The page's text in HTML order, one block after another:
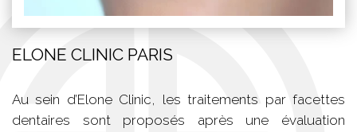
ELONE CLINIC PARIS
Au sein d’Elone Clinic, les traitements par facettes
dentaires sont proposés après une évaluation